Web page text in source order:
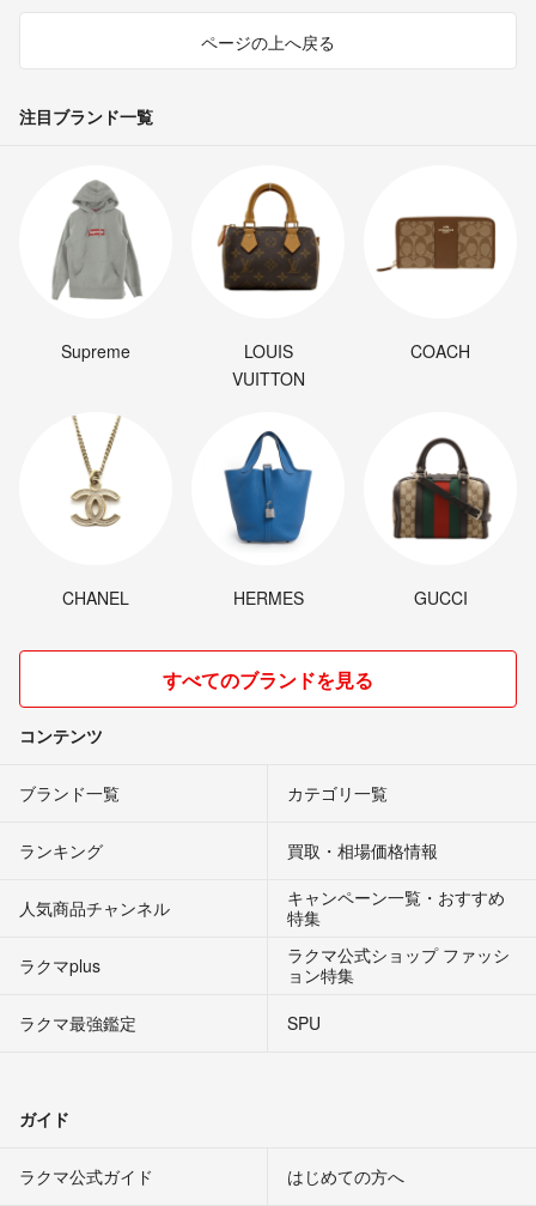
ページの上へ戻る
注目ブランド一覧
Supreme
LOUIS
VUITTON
COACH
CHANEL HERMES GUCCI
すべてのブランドを見る
コンテンツ
ブランド一覧 カテゴリ一覧
ランキング 買取・相場価格情報
人気商品チャンネル
キャンペーン一覧・おすすめ
特集
ラクマplus
ラクマ公式ショップ ファッシ
ョン特集
ラクマ最強鑑定
SPU
ガイド
ラクマ公式ガイド はじめての方へ